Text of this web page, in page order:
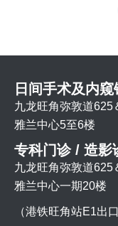
日间手术及内窥
九龙旺角弥敦道625
雅兰中心5至6楼
专科门诊 / 造影
九龙旺角弥敦道625
雅兰中心一期20楼
（港铁旺角站E1出口